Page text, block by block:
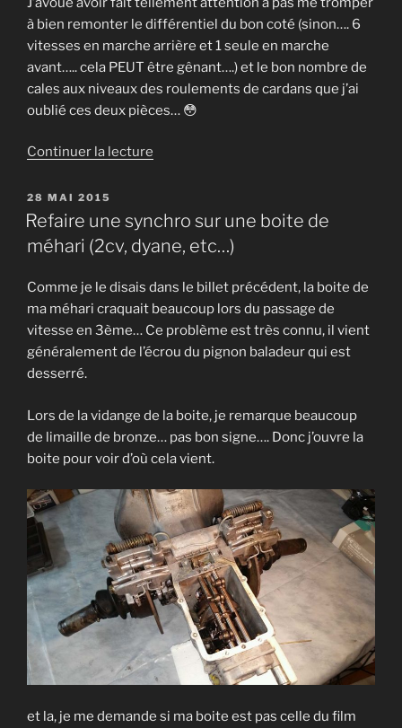
à bien remonter le différentiel du bon coté (sinon…. 6
vitesses en marche arrière et 1 seule en marche
avant….. cela PEUT être gênant….) et le bon nombre de
cales aux niveaux des roulements de cardans que j’ai
oublié ces deux pièces… 😳
Continuer la lecture
joints
pour
la
boite
de
vitesse
méhari »
PUBLIÉ
LE
28 MAI 2015
Refaire une synchro sur une boite de
méhari (2cv, dyane, etc…)
Comme je le disais dans le billet précédent, la boite de
ma méhari craquait beaucoup lors du passage de
vitesse en 3ème… Ce problème est très connu, il vient
généralement de l’écrou du pignon baladeur qui est
desserré.
Lors de la vidange de la boite, je remarque beaucoup
de limaille de bronze… pas bon signe…. Donc j’ouvre la
boite pour voir d’où cela vient.
et la, je me demande si ma boite est pas celle du film